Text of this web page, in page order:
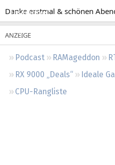
Leserartikel
Podcast RAMageddon
RX 9000 „Deals“
Ideale
CPU-Rangliste
Danke erstmal & schönen